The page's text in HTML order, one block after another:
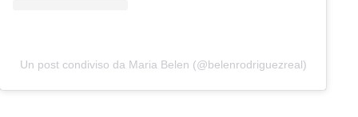
Un post condiviso da Maria Belen (@belenrodriguezreal)